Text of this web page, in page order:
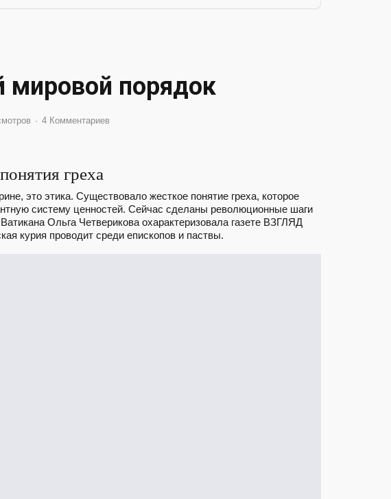
мировой порядок
4 Комментариев
греха
это этика. Существовало жесткое понятие греха, которое
систему ценностей. Сейчас сделаны революционные шаги
Ольга Четверикова охарактеризовала газете ВЗГЛЯД
курия проводит среди епископов и паствы.